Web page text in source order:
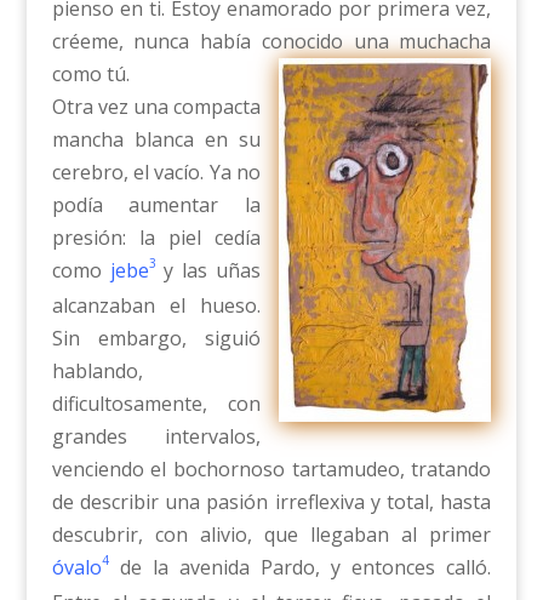
pienso en ti. Estoy enamorado por primera vez,
créeme, nunca había conocido una muchacha
como tú.
Otra vez una compacta
mancha blanca en su
cerebro, el vacío. Ya no
podía aumentar la
presión: la piel cedía
como jebe3 y las uñas
alcanzaban el hueso.
Sin embargo, siguió
hablando,
dificultosamente, con
grandes intervalos,
venciendo el bochornoso tartamudeo, tratando
de describir una pasión irreflexiva y total, hasta
descubrir, con alivio, que llegaban al primer
óvalo4de la avenida Pardo, y entonces calló.